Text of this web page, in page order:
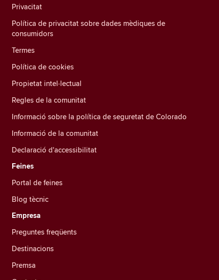
Privacitat
Política de privacitat sobre dades mèdiques de
consumidors
Termes
Política de cookies
Propietat intel·lectual
Regles de la comunitat
Informació sobre la política de seguretat de Colorado
Informació de la comunitat
Declaració d'accessibilitat
Feines
Portal de feines
Blog tècnic
Empresa
Preguntes freqüents
Destinacions
Premsa